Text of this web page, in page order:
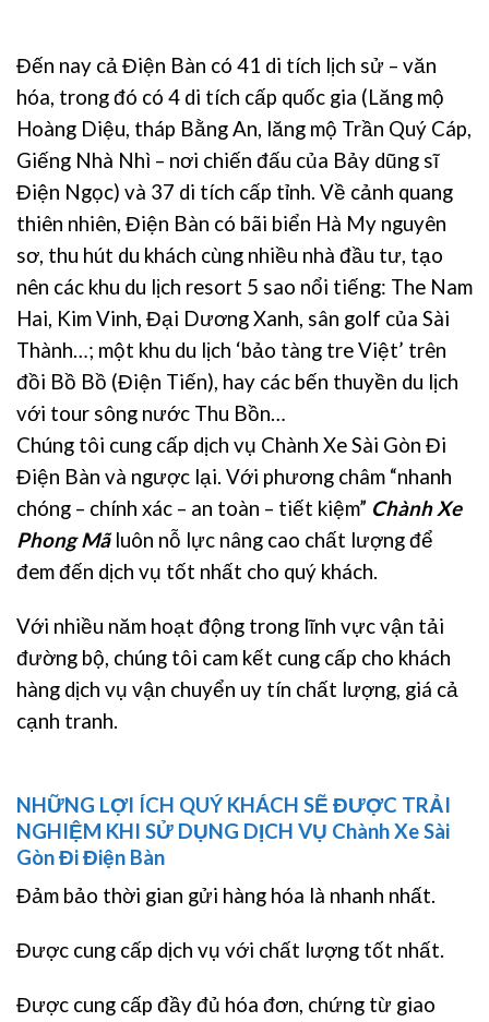
Đến nay cả Điện Bàn có 41 di tích lịch sử – văn
hóa, trong đó có 4 di tích cấp quốc gia (Lăng mộ
Hoàng Diệu, tháp Bằng An, lăng mộ Trần Quý Cáp,
Giếng Nhà Nhì – nơi chiến đấu của Bảy dũng sĩ
Điện Ngọc) và 37 di tích cấp tỉnh. Về cảnh quang
thiên nhiên, Điện Bàn có bãi biển Hà My nguyên
sơ, thu hút du khách cùng nhiều nhà đầu tư, tạo
nên các khu du lịch resort 5 sao nổi tiếng: The Nam
Hai, Kim Vinh, Đại Dương Xanh, sân golf của Sài
Thành…; một khu du lịch ‘bảo tàng tre Việt’ trên
đồi Bồ Bồ (Điện Tiến), hay các bến thuyền du lịch
với tour sông nước Thu Bồn…
Chúng tôi cung cấp dịch vụ Chành Xe Sài Gòn Đi
Điện Bàn và ngược lại. Với phương châm “nhanh
chóng – chính xác – an toàn – tiết kiệm” Chành Xe
Phong Mãluôn nỗ lực nâng cao chất lượng để
đem đến dịch vụ tốt nhất cho quý khách.
Với nhiều năm hoạt động trong lĩnh vực vận tải
đường bộ, chúng tôi cam kết cung cấp cho khách
hàng dịch vụ vận chuyển uy tín chất lượng, giá cả
cạnh tranh.
NHỮNG LỢI ÍCH QUÝ KHÁCH SẼ ĐƯỢC TRẢI
NGHIỆM KHI SỬ DỤNG DỊCH VỤ Chành Xe Sài
Gòn Đi Điện Bàn
Đảm bảo thời gian gửi hàng hóa là nhanh nhất.
Được cung cấp dịch vụ với chất lượng tốt nhất.
Được cung cấp đầy đủ hóa đơn, chứng từ giao